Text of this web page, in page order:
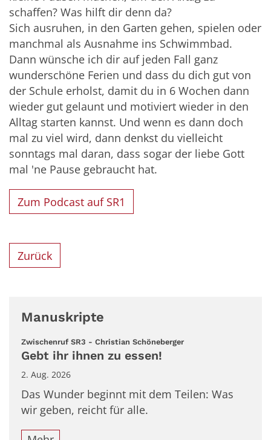
schaffen? Was hilft dir denn da?
Sich ausruhen, in den Garten gehen, spielen oder
manchmal als Ausnahme ins Schwimmbad.
Dann wünsche ich dir auf jeden Fall ganz
wunderschöne Ferien und dass du dich gut von
der Schule erholst, damit du in 6 Wochen dann
wieder gut gelaunt und motiviert wieder in den
Alltag starten kannst. Und wenn es dann doch
mal zu viel wird, dann denkst du vielleicht
sonntags mal daran, dass sogar der liebe Gott
mal 'ne Pause gebraucht hat.
Zum Podcast auf SR1
Zurück
Manuskripte
Zwischenruf SR3 - Christian Schöneberger:
Gebt ihr ihnen zu essen!
2. Aug. 2026
Das Wunder beginnt mit dem Teilen: Was
wir geben, reicht für alle.